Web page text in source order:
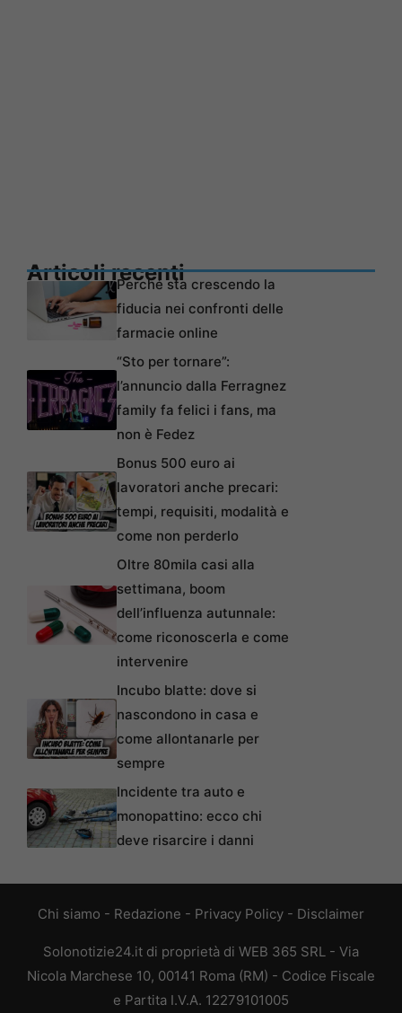
Articoli recentiPerché sta crescendo la
fiducia nei confronti delle
farmacie online
“Sto per tornare”:
l’annuncio dalla Ferragnez
family fa felici i fans, ma
non è Fedez
Bonus 500 euro ai
lavoratori anche precari:
tempi, requisiti, modalità e
come non perderlo
Oltre 80mila casi alla
settimana, boom
dell’influenza autunnale:
come riconoscerla e come
intervenire
Incubo blatte: dove si
nascondono in casa e
come allontanarle per
sempre
Incidente tra auto e
monopattino: ecco chi
deve risarcire i danni
Chi siamo - Redazione - Privacy Policy - Disclaimer
Solonotizie24.it di proprietà di WEB 365 SRL - Via
Nicola Marchese 10, 00141 Roma (RM) - Codice Fiscale
e Partita I.V.A. 12279101005